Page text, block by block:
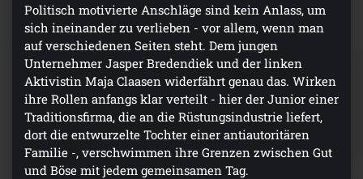
Politisch motivierte Anschläge sind kein Anlass, um
sich ineinander zu verlieben - vor allem, wenn man
auf verschiedenen Seiten steht. Dem jungen
Unternehmer Jasper Bredendiek und der linken
Aktivistin Maja Claasen widerfährt genau das. Wirken
ihre Rollen anfangs klar verteilt - hier der Junior einer
Traditionsfirma, die an die Rüstungsindustrie liefert,
dort die entwurzelte Tochter einer antiautoritären
Familie -, verschwimmen ihre Grenzen zwischen Gut
und Böse mit jedem gemeinsamen Tag.